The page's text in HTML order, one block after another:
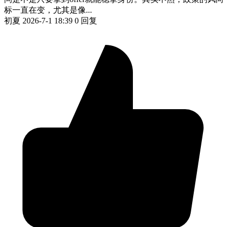
标一直在变，尤其是像...
初夏 2026-7-1 18:39 0 回复